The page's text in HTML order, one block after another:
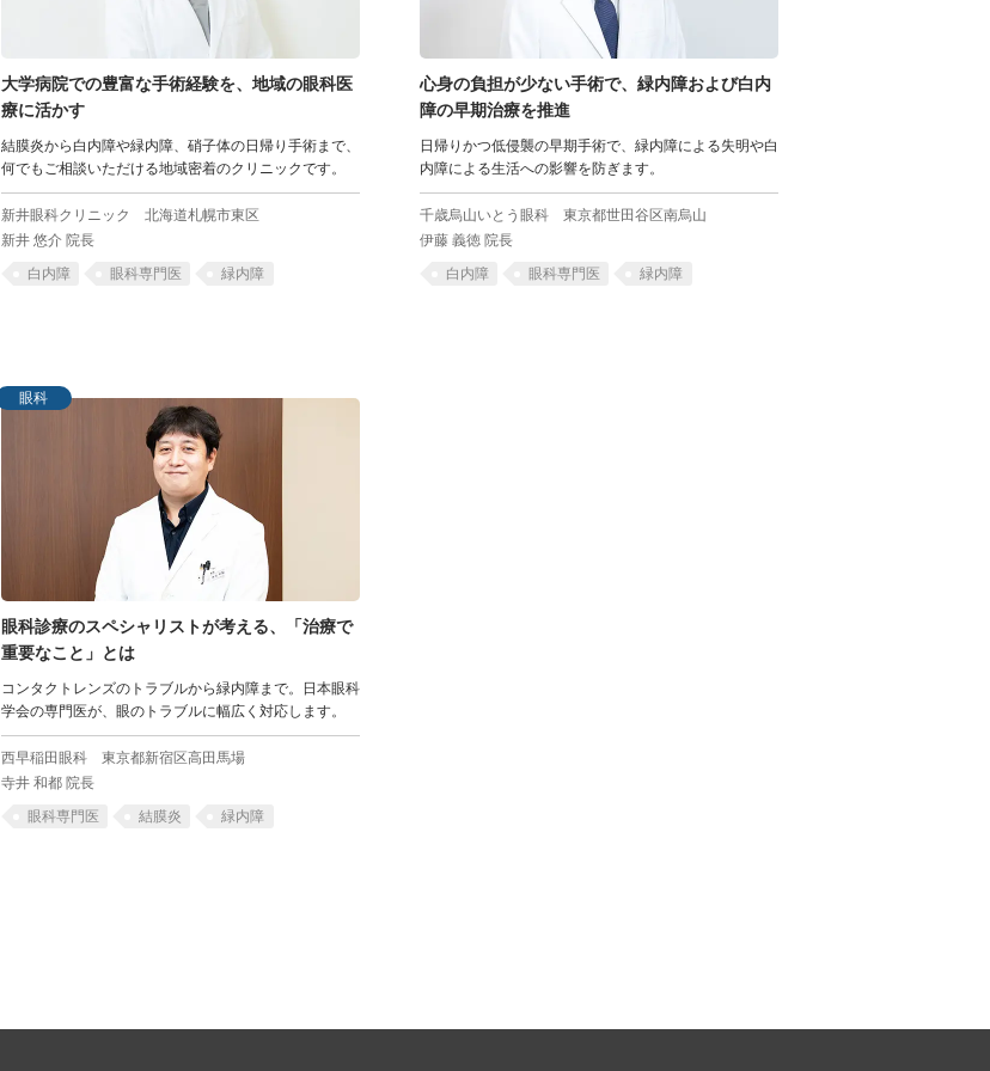
大学病院での豊富な手術経験を、 地域の眼科医
療に活かす
結膜炎から白内障や緑内障、硝子体の日帰り手術まで、
何でもご相談いただける地域密着のクリニックです。
新井眼科クリニック 北海道札幌市東区
新井 悠介 院長
白内障
眼科専門医 緑内障
心身の負担が少ない手術で、 緑内障および白内
障の早期治療を推進
日帰りかつ低侵襲の早期手術で、緑内障による失明や白
内障による生活への影響を防ぎます。
千歳烏山いとう眼科 東京都世田谷区南烏山
伊藤 義徳 院長
白内障
眼科専門医 緑内障
眼科
眼科診療のスペシャリストが考える、「治療で
重要なこと」とは
コンタクトレンズのトラブルから緑内障まで。日本眼科
学会の専門医が、眼のトラブルに幅広く対応します。
西早稲田眼科 東京都新宿区高田馬場
寺井 和都 院長
眼科専門医
結膜炎 緑内障